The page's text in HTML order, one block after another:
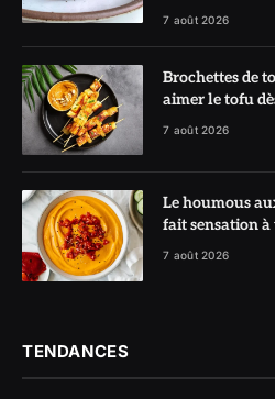
7 août 2026
Brochettes de
aimer le tofu
7 août 2026
Le houmous
fait sensation à
7 août 2026
TENDANCES